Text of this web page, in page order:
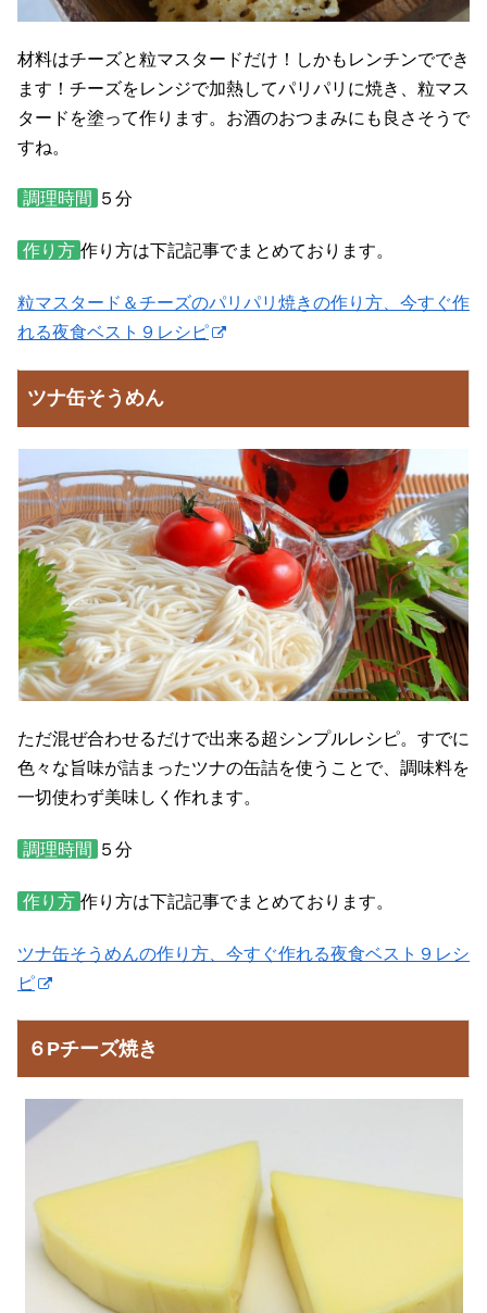
材料はチーズと粒マスタードだけ！しかもレンチンででき
ます！チーズをレンジで加熱してパリパリに焼き、粒マス
タードを塗って作ります。お酒のおつまみにも良さそうで
すね。
調理時間 ５分
作り方 作り方は下記記事でまとめております。
粒マスタード＆チーズのパリパリ焼きの作り方、今すぐ作
れる夜食ベスト９レシピ
ツナ缶そうめん
ただ混ぜ合わせるだけで出来る超シンプルレシピ。すでに
色々な旨味が詰まったツナの缶詰を使うことで、調味料を
一切使わず美味しく作れます。
調理時間 ５分
作り方 作り方は下記記事でまとめております。
ツナ缶そうめんの作り方、今すぐ作れる夜食ベスト９レシ
ピ
６Pチーズ焼き